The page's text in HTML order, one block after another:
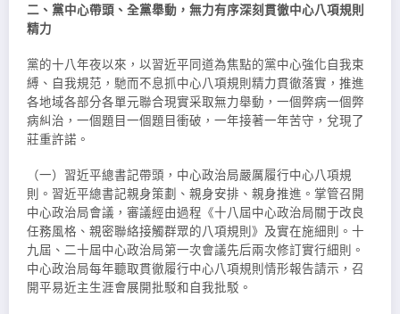
二、黨中心帶頭、全黨舉動，無力有序深刻貫徹中心八項規則
精力
黨的十八年夜以來，以習近平同道為焦點的黨中心強化自我束
縛、自我規范，馳而不息抓中心八項規則精力貫徹落實，推進
各地域各部分各單元聯合現實采取無力舉動，一個弊病一個弊
病糾治，一個題目一個題目衝破，一年接著一年苦守，兌現了
莊重許諾。
（一）習近平總書記帶頭，中心政治局嚴厲履行中心八項規
則。習近平總書記親身策劃、親身安排、親身推進。掌管召開
中心政治局會議，審議經由過程《十八屆中心政治局關于改良
任務風格、親密聯絡接觸群眾的八項規則》及實在施細則。十
九屆、二十屆中心政治局第一次會議先后兩次修訂實行細則。
中心政治局每年聽取貫徹履行中心八項規則情形報告請示，召
開平易近主生涯會展開批駁和自我批駁。